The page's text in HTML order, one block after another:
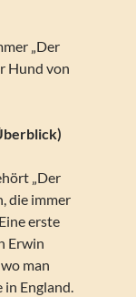
„Der
Hund von
„Der
die immer
erste
Erwin
man
in England.